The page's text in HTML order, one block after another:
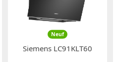
Neuf
Siemens LC91KLT60